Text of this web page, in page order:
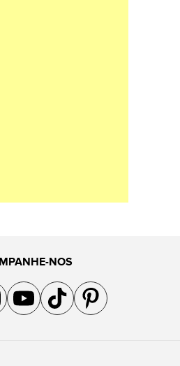
NOS
gente no Facebook
a gente no Instagram
Acompanhe a gente no YouTube
Acompanhe a gente no TikTok
Acompanhe a gente no